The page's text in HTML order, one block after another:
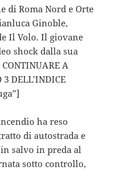
di Roma Nord e Orte
Ginoble,
Il Volo. Il giovane
shock dalla sua
A
3 DELL’INDICE
ha reso
di autostrada e
salvo in preda al
sotto controllo,